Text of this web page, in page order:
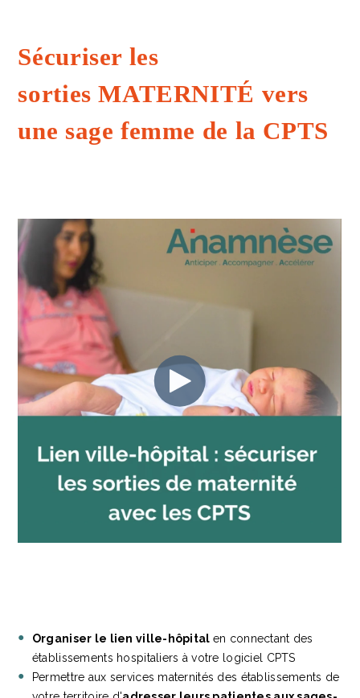
Sécuriser les
sorties MATERNITÉ vers
une sage femme de la CPTS
Organiser le lien ville-hôpital en connectant des
établissements hospitaliers à votre logiciel CPTS
Permettre aux services maternités des établissements de